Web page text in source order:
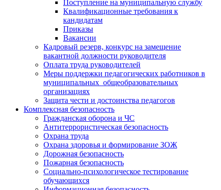
Поступление на муниципальную службу
Квалификационные требования к
кандидатам
Приказы
Вакансии
Кадровый резерв, конкурс на замещение
вакантной должности руководителя
Оплата труда руководителей
Меры поддержки педагогических работников в
муниципальных общеобразовательных
организациях
Защита чести и достоинства педагогов
Комплексная безопасность
Гражданская оборона и ЧС
Антитеррористическая безопасность
Охрана труда
Охрана здоровья и формирование ЗОЖ
Дорожная безопасность
Пожарная безопасность
Социально-психологическое тестирование
обучающихся